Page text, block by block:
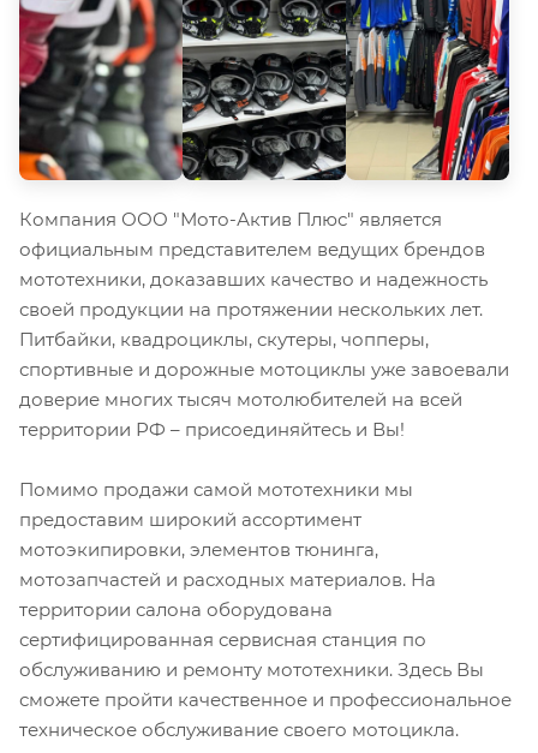
Компания ООО "Мото-Актив Плюс" является
официальным представителем ведущих брендов
мототехники, доказавших качество и надежность
своей продукции на протяжении нескольких лет.
Питбайки, квадроциклы, скутеры, чопперы,
спортивные и дорожные мотоциклы уже завоевали
доверие многих тысяч мотолюбителей на всей
территории РФ – присоединяйтесь и Вы!
Помимо продажи самой мототехники мы
предоставим широкий ассортимент
мотоэкипировки, элементов тюнинга,
мотозапчастей и расходных материалов. На
территории салона оборудована
сертифицированная сервисная станция по
обслуживанию и ремонту мототехники. Здесь Вы
сможете пройти качественное и профессиональное
техническое обслуживание своего мотоцикла.